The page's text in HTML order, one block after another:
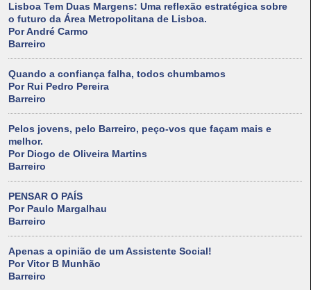
Lisboa Tem Duas Margens: Uma reflexão estratégica sobre
o futuro da Área Metropolitana de Lisboa.
Por André Carmo
Barreiro
Quando a confiança falha, todos chumbamos
Por Rui Pedro Pereira
Barreiro
Pelos jovens, pelo Barreiro, peço-vos que façam mais e
melhor.
Por Diogo de Oliveira Martins
Barreiro
PENSAR O PAÍS
Por Paulo Margalhau
Barreiro
Apenas a opinião de um Assistente Social!
Por Vitor B Munhão
Barreiro